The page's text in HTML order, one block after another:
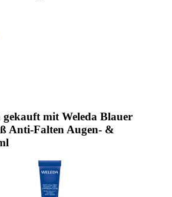
mit Weleda Blauer
Anti-Falten Augen- &